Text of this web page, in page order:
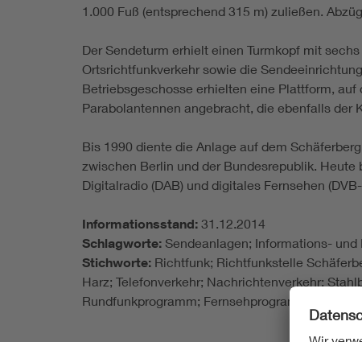
1.000 Fuß (entsprechend 315 m) zuließen.
Der Sendeturm erhielt einen Turmkopf mit
Ortsrichtfunkverkehr sowie die
Betriebsgeschosse erhielten eine Plattform,
Parabolantennen angebracht, die ebenfalls der
Bis 1990 diente die Anlage auf dem
zwischen Berlin und der Bundesrepublik.
Digitalradio (DAB) und digitales Fernsehen
Informationsstand: 31.12.2014
Schlagworte: Sendeanlagen; Informations-
Stichworte: Richtfunk; Richtfunkstelle
Harz; Telefonverkehr; Nachrichtenverkehr;
Rundfunkprogramm; Fernsehprogramm;